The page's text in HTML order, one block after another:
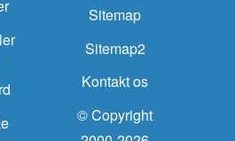
Sitemap
Sitemap2
Kontakt os
© Copyright